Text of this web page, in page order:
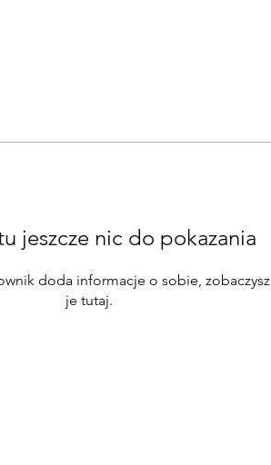
jeszcze nic do pokazania
doda informacje o sobie, zobaczysz
je tutaj.